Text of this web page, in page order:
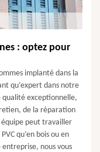
: optez pour
implanté dans la
qu’expert dans notre
qualité exceptionnelle,
de la réparation
équipe peut travailler
qu’en bois ou en
entreprise, nous vous